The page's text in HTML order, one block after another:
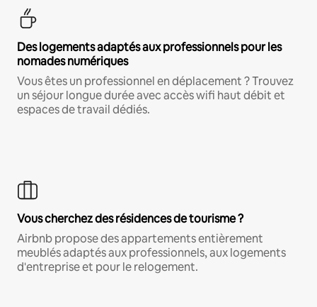
Des logements adaptés aux professionnels pour les
nomades numériques
Vous êtes un professionnel en déplacement ? Trouvez
un séjour longue durée avec accès wifi haut débit et
espaces de travail dédiés.
Vous cherchez des résidences de tourisme ?
Airbnb propose des appartements entièrement
meublés adaptés aux professionnels, aux logements
d'entreprise et pour le relogement.